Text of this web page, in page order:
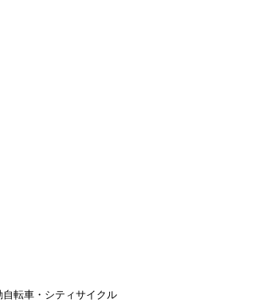
転車・シティサイクル